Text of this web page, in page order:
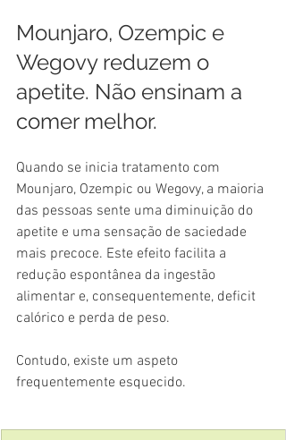
Mounjaro, Ozempic e
Wegovy reduzem o
apetite. Não ensinam a
comer melhor.
Quando se inicia tratamento com
Mounjaro, Ozempic ou Wegovy, a maioria
das pessoas sente uma diminuição do
apetite e uma sensação de saciedade
mais precoce. Este efeito facilita a
redução espontânea da ingestão
alimentar e, consequentemente, deficit
calórico e perda de peso.
Contudo, existe um aspeto
frequentemente esquecido.